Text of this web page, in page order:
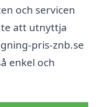
och servicen
att utnyttja
pris-znb.se
enkel och